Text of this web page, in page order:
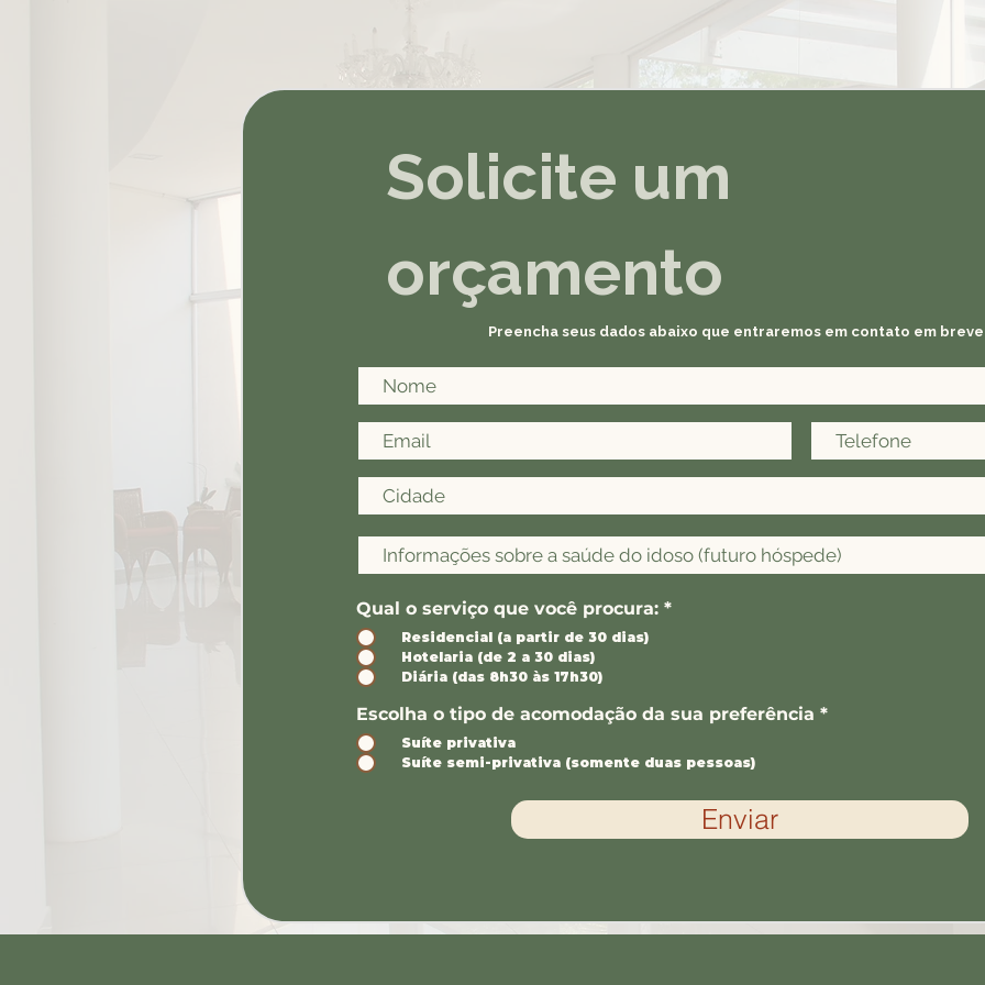
Solicite um
orçamento
Preencha seus dados abaixo que entraremos em contato em
Qual o serviço que você procura: *
Residencial (a partir de 30 dias)
Hotelaria (de 2 a 30 dias)
Diária (das 8h30 às 17h30)
Escolha o tipo de acomodação da sua preferência *
Suíte privativa
Suíte semi-privativa (somente duas pessoas)
Enviar